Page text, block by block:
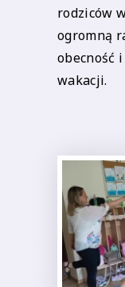
rodziców
ogromną
obecność
wakacji.